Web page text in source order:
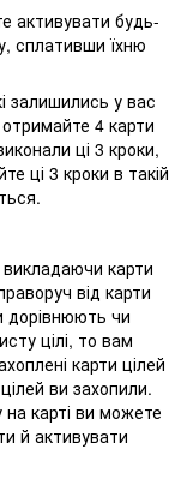
активувати будь-
сплативши їхню
залишились у вас
отримайте 4 карти
ці 3 кроки,
ці 3 кроки в такій
карти
від карти
дорівнюють чи
цілі, то вам
карти цілей
ви захопили.
на карті ви можете
й активувати